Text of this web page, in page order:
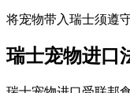
将宠物带入瑞士须遵
瑞士宠物进口